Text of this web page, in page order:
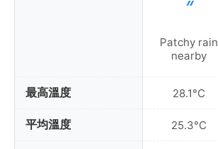
最高溫度
平均溫度
Patchy rain
nearby
28.1°C
25.3°C